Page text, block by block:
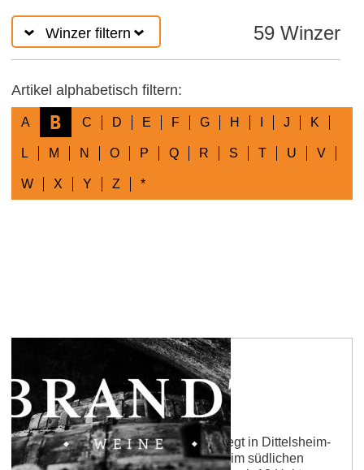
Winzer filtern 59 Winzer
Artikel alphabetisch filtern:
A B C D E F G H J K
L M N O P Q R S T U V
W X Y Z *
Weingut Brandt
Unser familiengeführtes Weingut liegt in Dittelsheim-
Hessloch, eine Weinbaugemeinde im südlichen